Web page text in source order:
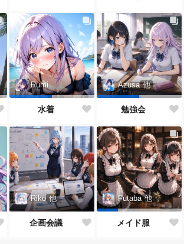
Rumi
水着
Azusa 他
勉強会
Riko 他
企画会議
Futaba 他
メイド服